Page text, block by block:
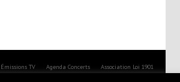
Émissions TV Agenda Concerts Association Loi 1901